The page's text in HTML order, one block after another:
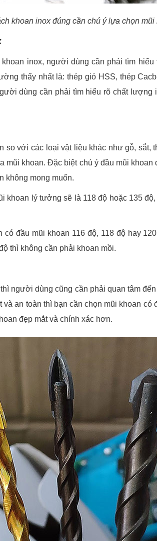
khoan inox đúng cần chú ý lựa chọn
inox, người dùng cần phải tìm hiểu
thấy nhất là: thép gió HSS, thép
dùng cần phải tìm hiểu rõ chất lượng
so với các loại vật liệu khác như gỗ, sắt,
mũi khoan. Đặc biệt chú ý đầu mũi
không mong muốn.
khoan lý tưởng sẽ là 118 độ hoặc 135
có đầu mũi khoan 116 độ, 118 độ hay
thì không cần phải khoan mồi.
người dùng cũng cần phải quan tâm
và an toàn thì bạn cần chọn mũi khoan
đẹp mắt và chính xác hơn.